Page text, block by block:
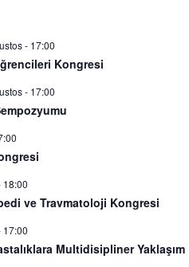
- 17:00
Kongresi
- 17:00
18:00
ve Travmatoloji Kongresi
17:00
Multidisipliner Yaklaşım